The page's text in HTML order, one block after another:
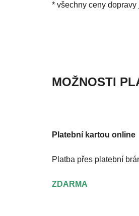
* všechny ceny
MOŽNOSTI
Platební kartou online
Platba přes platební
ZDARMA